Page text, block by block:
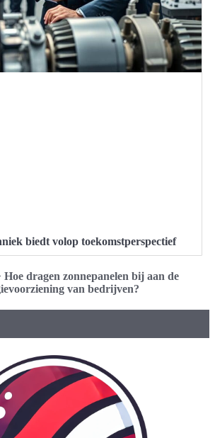
biedt volop toekomstperspectief
Hoe dragen zonnepanelen bij aan de
van bedrijven?